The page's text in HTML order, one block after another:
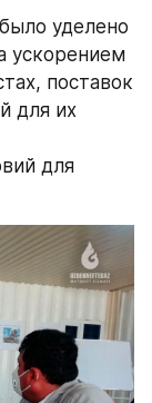
уделено
ускорением
поставок
для их
для